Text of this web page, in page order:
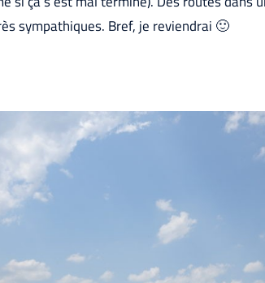
sympathiques. Bref, je reviendrai 🙂